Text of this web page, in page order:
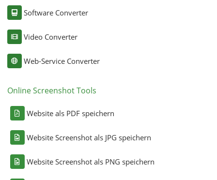
Software Converter
Video Converter
Web-Service Converter
Online Screenshot Tools
Website als PDF speichern
Website Screenshot als JPG speichern
Website Screenshot als PNG speichern